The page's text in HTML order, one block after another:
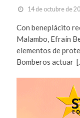
14 de octubre de
Con beneplácito
Malambo, Efraín
elementos de
Bomberos actuar